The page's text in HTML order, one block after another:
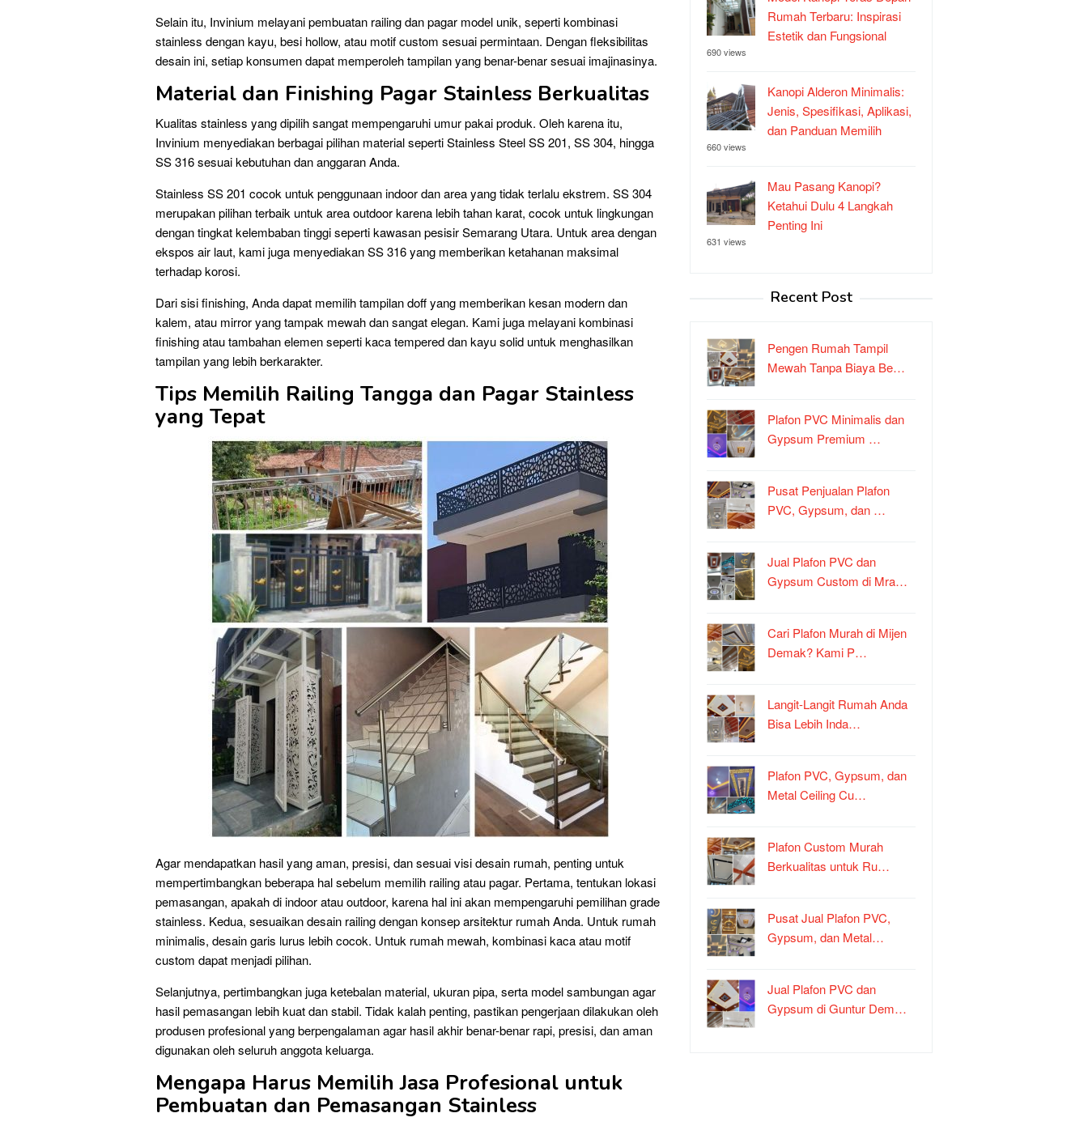
Selain itu, Invinium melayani pembuatan railing dan pagar model unik, seperti kombinasi
stainless dengan kayu, besi hollow, atau motif custom sesuai permintaan. Dengan fleksibilitas
desain ini, setiap konsumen dapat memperoleh tampilan yang benar-benar sesuai imajinasinya.
Material dan Finishing Pagar Stainless Berkualitas
Kualitas stainless yang dipilih sangat mempengaruhi umur pakai produk. Oleh karena itu,
Invinium menyediakan berbagai pilihan material seperti Stainless Steel SS 201, SS 304, hingga
SS 316 sesuai kebutuhan dan anggaran Anda.
Stainless SS 201 cocok untuk penggunaan indoor dan area yang tidak terlalu ekstrem. SS 304
merupakan pilihan terbaik untuk area outdoor karena lebih tahan karat, cocok untuk lingkungan
dengan tingkat kelembaban tinggi seperti kawasan pesisir Semarang Utara. Untuk area dengan
ekspos air laut, kami juga menyediakan SS 316 yang memberikan ketahanan maksimal
terhadap korosi.
Dari sisi finishing, Anda dapat memilih tampilan doff yang memberikan kesan modern dan
kalem, atau mirror yang tampak mewah dan sangat elegan. Kami juga melayani kombinasi
finishing atau tambahan elemen seperti kaca tempered dan kayu solid untuk menghasilkan
tampilan yang lebih berkarakter.
Tips Memilih Railing Tangga dan Pagar Stainless
yang Tepat
Agar mendapatkan hasil yang aman, presisi, dan sesuai visi desain rumah, penting untuk
mempertimbangkan beberapa hal sebelum memilih railing atau pagar. Pertama, tentukan lokasi
pemasangan, apakah di indoor atau outdoor, karena hal ini akan mempengaruhi pemilihan grade
stainless. Kedua, sesuaikan desain railing dengan konsep arsitektur rumah Anda. Untuk rumah
minimalis, desain garis lurus lebih cocok. Untuk rumah mewah, kombinasi kaca atau motif
custom dapat menjadi pilihan.
Selanjutnya, pertimbangkan juga ketebalan material, ukuran pipa, serta model sambungan agar
hasil pemasangan lebih kuat dan stabil. Tidak kalah penting, pastikan pengerjaan dilakukan oleh
produsen profesional yang berpengalaman agar hasil akhir benar-benar rapi, presisi, dan aman
digunakan oleh seluruh anggota keluarga.
Mengapa Harus Memilih Jasa Profesional untuk
Pembuatan dan Pemasangan Stainless
Rumah Terbaru: Inspirasi
Estetik dan Fungsional
690 views
Kanopi Alderon Minimalis:
Jenis, Spesifikasi, Aplikasi,
dan Panduan Memilih
660 views
Mau Pasang Kanopi?
Ketahui Dulu 4 Langkah
Penting Ini
631 views
Recent Post
Pengen Rumah Tampil
Mewah Tanpa Biaya Be…
Plafon PVC Minimalis dan
Gypsum Premium …
Pusat Penjualan Plafon
PVC, Gypsum, dan …
Jual Plafon PVC dan
Gypsum Custom di Mra…
Cari Plafon Murah di Mijen
Demak? Kami P…
Langit-Langit Rumah Anda
Bisa Lebih Inda…
Plafon PVC, Gypsum, dan
Metal Ceiling Cu…
Plafon Custom Murah
Berkualitas untuk Ru…
Pusat Jual Plafon PVC,
Gypsum, dan Metal…
Jual Plafon PVC dan
Gypsum di Guntur Dem…